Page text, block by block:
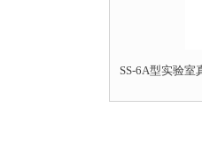
SS-6A型实验室